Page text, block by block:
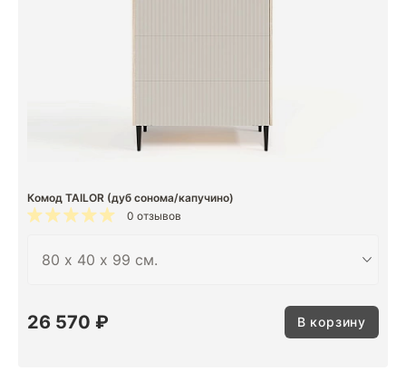
Комод TAILOR (дуб сонома/капучино)
0 отзывов
26 570 ₽ В корзину